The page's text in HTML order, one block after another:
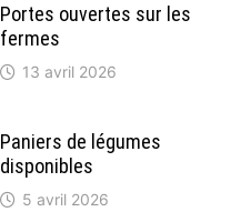
Portes ouvertes sur les
fermes
13 avril 2026
Paniers de légumes
disponibles
5 avril 2026